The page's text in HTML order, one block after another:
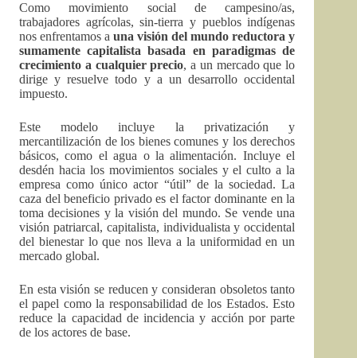
Como movimiento social de campesino/as,
trabajadores agrícolas, sin-tierra y pueblos indígenas
nos enfrentamos auna visión del mundo reductora y
sumamente capitalista basada en paradigmas de
crecimiento a cualquier precio, a un mercado que lo
dirige y resuelve todo y a un desarrollo occidental
impuesto.
Este modelo incluye la privatización y
mercantilización de los bienes comunes y los derechos
básicos, como el agua o la alimentación. Incluye el
desdén hacia los movimientos sociales y el culto a la
empresa como único actor “útil” de la sociedad. La
caza del beneficio privado es el factor dominante en la
toma decisiones y la visión del mundo. Se vende una
visión patriarcal, capitalista, individualista y occidental
del bienestar lo que nos lleva a la uniformidad en un
mercado global.
En esta visión se reducen y consideran obsoletos tanto
el papel como la responsabilidad de los Estados. Esto
reduce la capacidad de incidencia y acción por parte
de los actores de base.